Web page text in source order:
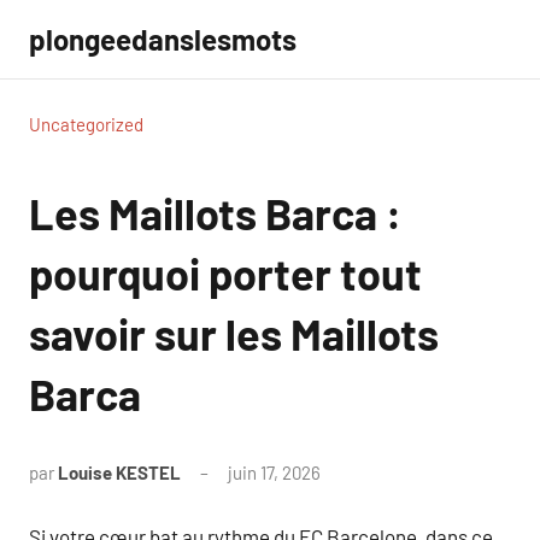
contenu
plongeedanslesmots
Uncategorized
Les Maillots Barca :
pourquoi porter tout
savoir sur les Maillots
Barca
par Louise KESTEL juin 17, 2026